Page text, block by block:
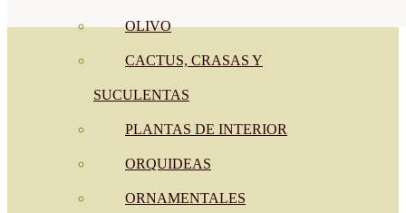
OLIVO
CACTUS, CRASAS Y
SUCULENTAS
PLANTAS DE INTERIOR
ORQUIDEAS
ORNAMENTALES